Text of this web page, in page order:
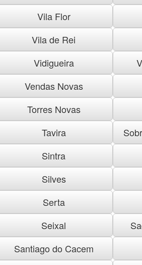
Vila Flor
Vila de Rei
Vidigueira
Vendas Novas
Torres Novas
Tavira
Sintra
Silves
Serta
Seixal
Santiago do Cacem